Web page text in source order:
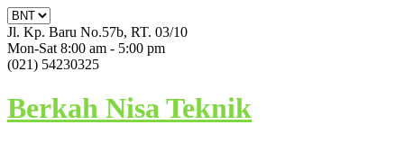
Jl. Kp. Baru No.57b, RT. 03/10
Mon-Sat 8:00 am - 5:00 pm
(021) 54230325
Berkah Nisa Teknik